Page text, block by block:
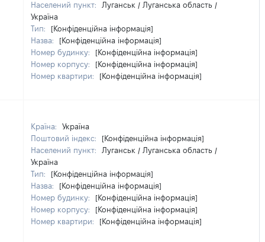
Населений пункт:
Луганськ / Луганська область /
Україна
Тип:
[Конфіденційна інформація]
Назва:
[Конфіденційна інформація]
Номер будинку:
[Конфіденційна інформація]
Номер корпусу:
[Конфіденційна інформація]
Номер квартири:
[Конфіденційна інформація]
Країна:
Україна
Поштовий індекс:
[Конфіденційна інформація]
Населений пункт:
Луганськ / Луганська область /
Україна
Тип:
[Конфіденційна інформація]
Назва:
[Конфіденційна інформація]
Номер будинку:
[Конфіденційна інформація]
Номер корпусу:
[Конфіденційна інформація]
Номер квартири:
[Конфіденційна інформація]